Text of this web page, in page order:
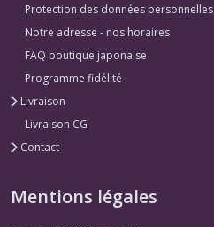
Protection des données personnelles
Notre adresse - nos horaires
FAQ boutique japonaise
Programme fidélité
Livraison
Livraison CG
Contact
Mentions légales